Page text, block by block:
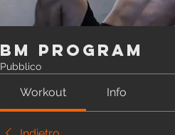
BM Program
Pubblico
Workout Info